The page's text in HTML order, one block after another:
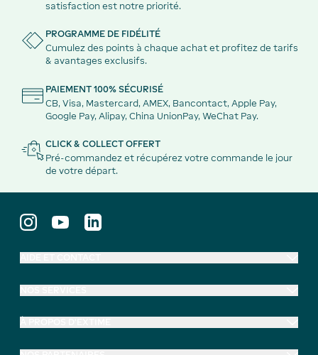
satisfaction est notre priorité.
PROGRAMME DE FIDÉLITÉ
Cumulez des points à chaque achat et profitez de tarifs
& avantages exclusifs.
PAIEMENT 100% SÉCURISÉ
CB, Visa, Mastercard, AMEX, Bancontact, Apple Pay,
Google Pay, Alipay, China UnionPay, WeChat Pay.
CLICK & COLLECT OFFERT
Pré-commandez et récupérez votre commande le jour
de votre départ.